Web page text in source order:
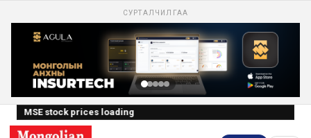
СУРТАЛЧИЛГАА
MSE stock prices loading